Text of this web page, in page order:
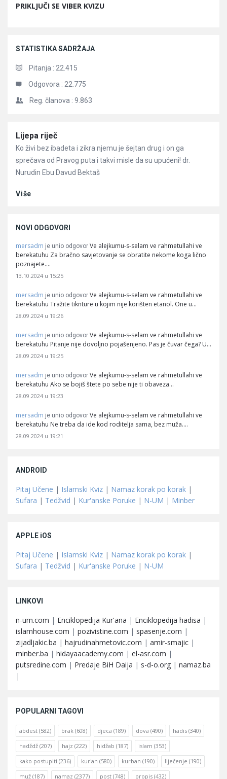
PRIKLJUČI SE VIBER KVIZU
STATISTIKA SADRŽAJA
Pitanja : 22.415
Odgovora : 22.775
Reg. članova : 9.863
Članci
Lijepa riječ
Ko živi bez ibadeta i zikra njemu je šejtan drug i on ga
sprečava od Pravog puta i takvi misle da su upućeni! dr.
Nurudin Ebu Davud Bektaš
Više
NOVI ODGOVORI
mersadm je unio odgovor Ve alejkumu-s-selam ve rahmetullahi ve
berekatuhu Za bračno savjetovanje se obratite nekome koga lično
poznajete.…
13.10.2024 u 15:25
mersadm je unio odgovor Ve alejkumu-s-selam ve rahmetullahi ve
berekatuhu Tražite tiknture u kojim nije korišten etanol. One u…
28.09.2024 u 19:26
mersadm je unio odgovor Ve alejkumu-s-selam ve rahmetullahi ve
berekatuhu Pitanje nije dovoljno pojašenjeno. Pas je čuvar čega? U…
28.09.2024 u 19:25
mersadm je unio odgovor Ve alejkumu-s-selam ve rahmetullahi ve
berekatuhu Ako se bojiš štete po sebe nije ti obaveza…
28.09.2024 u 19:23
mersadm je unio odgovor Ve alejkumu-s-selam ve rahmetullahi ve
berekatuhu Ne treba da ide kod roditelja sama, bez muža.…
28.09.2024 u 19:21
ANDROID
Pitaj Učene | Islamski Kviz | Namaz korak po korak |
Sufara | Tedžvid | Kur'anske Poruke | N-UM | Minber
APPLE iOS
Pitaj Učene | Islamski Kviz | Namaz korak po korak |
Sufara | Tedžvid | Kur'anske Poruke | N-UM
LINKOVI
n-um.com | Enciklopedija Kur'ana | Enciklopedija hadisa |
islamhouse.com | pozivistine.com | spasenje.com |
zijadljakic.ba | hajrudinahmetovic.com | amir-smajic |
minber.ba | hidayaacademy.com | el-asr.com |
putsredine.com | Predaje BiH Daija | s-d-o.org | namaz.ba
|
POPULARNI TAGOVI
abdest (582) brak (608) djeca (189) dova (490) hadis (340)
hadždž (207) hajz (222) hidžab (187) islam (353)
kako postupiti (236) kur'an (580) kurban (190) liječenje (190)
muž (187) namaz (2377) post (748) propis (432)